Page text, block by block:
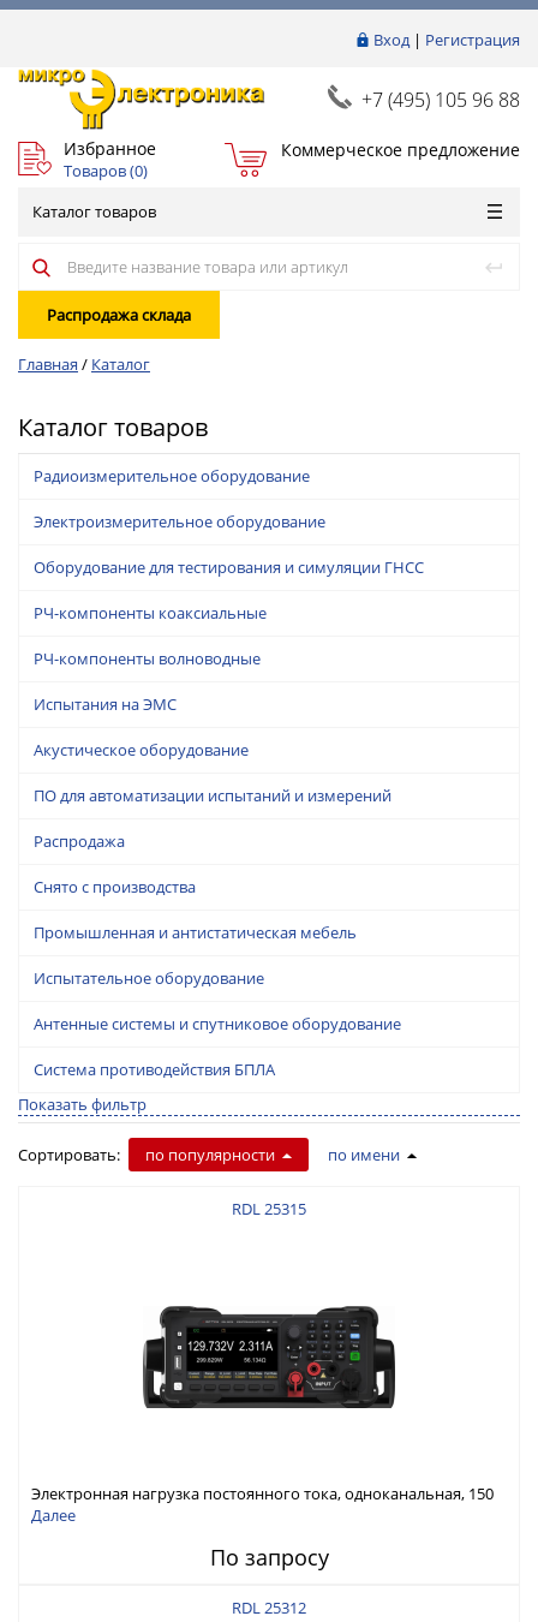
Вход| Регистрация
+7 (495) 105 96 88
Избранное
Товаров (0)
Коммерческое предложение
Каталог товаров
Распродажа склада
Главная / Каталог
Каталог товаров
Радиоизмерительное оборудование
Электроизмерительное оборудование
Оборудование для тестирования и симуляции ГНСС
РЧ-компоненты коаксиальные
РЧ-компоненты волноводные
Испытания на ЭМС
Акустическое оборудование
ПО для автоматизации испытаний и измерений
Распродажа
Снято с производства
Промышленная и антистатическая мебель
Испытательное оборудование
Антенные системы и спутниковое оборудование
Система противодействия БПЛА
Показать фильтр
Сортировать: по популярности по имени
RDL 25315
Электронная нагрузка постоянного тока, одноканальная, 150
В, 30 А, 300 Вт
Далее
По запросу
RDL 25312